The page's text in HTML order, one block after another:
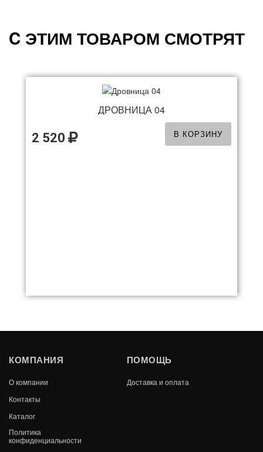
C ЭТИМ ТОВАРОМ СМОТРЯТ
ДРОВНИЦА 04
2 520 В КОРЗИНУ
ДРОВНИЦА ПЕРЕНОСКА
2 610 В КОРЗИНУ
КОМПАНИЯ
О компании
Контакты
Каталог
Политика
конфиденциальности
ПОМОЩЬ
Доставка и оплата